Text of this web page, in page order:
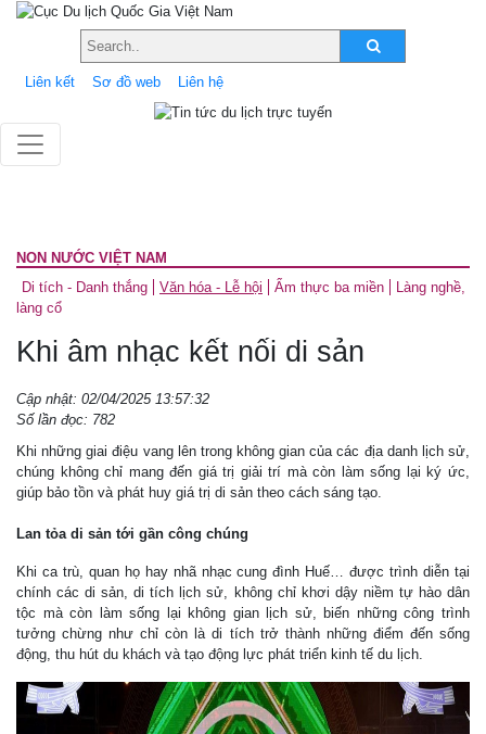
Liên kết Sơ đồ web Liên hệ
NON NƯỚC VIỆT NAM
Di tích - Danh thắng
Văn hóa - Lễ hội Ẩm thực ba miền
Làng nghề,
làng cổ
Khi âm nhạc kết nối di sản
Cập nhật: 02/04/2025 13:57:32
Số lần đọc: 782
Khi những giai điệu vang lên trong không gian của các địa danh lịch sử,
chúng không chỉ mang đến giá trị giải trí mà còn làm sống lại ký ức,
giúp bảo tồn và phát huy giá trị di sản theo cách sáng tạo.
Lan tỏa di sản tới gần công chúng
Khi ca trù, quan họ hay nhã nhạc cung đình Huế… được trình diễn tại
chính các di sản, di tích lịch sử, không chỉ khơi dậy niềm tự hào dân
tộc mà còn làm sống lại không gian lịch sử, biến những công trình
tưởng chừng như chỉ còn là di tích trở thành những điểm đến sống
động, thu hút du khách và tạo động lực phát triển kinh tế du lịch.